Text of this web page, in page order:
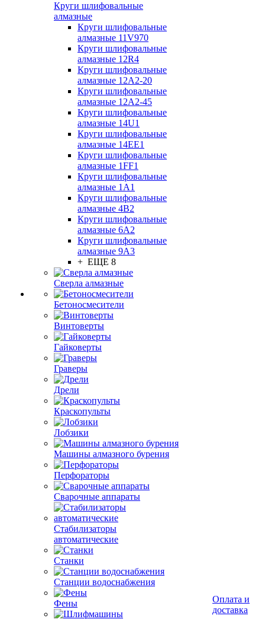
Круги шлифовальные
алмазные
Круги шлифовальные
алмазные 11V970
Круги шлифовальные
алмазные 12R4
Круги шлифовальные
алмазные 12А2-20
Круги шлифовальные
алмазные 12А2-45
Круги шлифовальные
алмазные 14U1
Круги шлифовальные
алмазные 14ЕЕ1
Круги шлифовальные
алмазные 1FF1
Круги шлифовальные
алмазные 1А1
Круги шлифовальные
алмазные 4В2
Круги шлифовальные
алмазные 6A2
Круги шлифовальные
алмазные 9А3
+ ЕЩЕ 8
Сверла алмазные
Бетоносмесители
Винтоверты
Гайковерты
Граверы
Дрели
Краскопульты
Лобзики
Машины алмазного бурения
Перфораторы
Сварочные аппараты
Стабилизаторы
автоматические
Станки
Станции водоснабжения
Фены
Оплата и
доставка